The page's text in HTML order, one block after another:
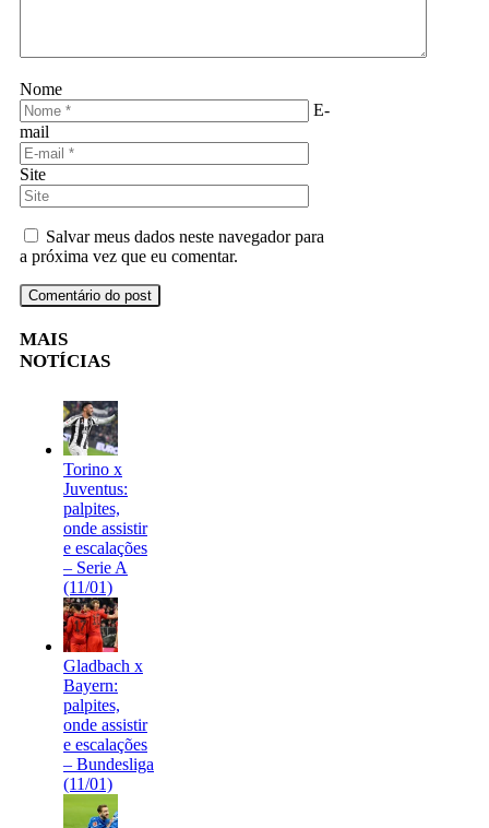
Nome
E-
mail
Site
Salvar meus dados neste navegador para
a próxima vez que eu comentar.
MAIS
NOTÍCIAS
Torino x
Juventus:
palpites,
onde assistir
e escalações
– Serie A
(11/01)
Gladbach x
Bayern:
palpites,
onde assistir
e escalações
– Bundesliga
(11/01)